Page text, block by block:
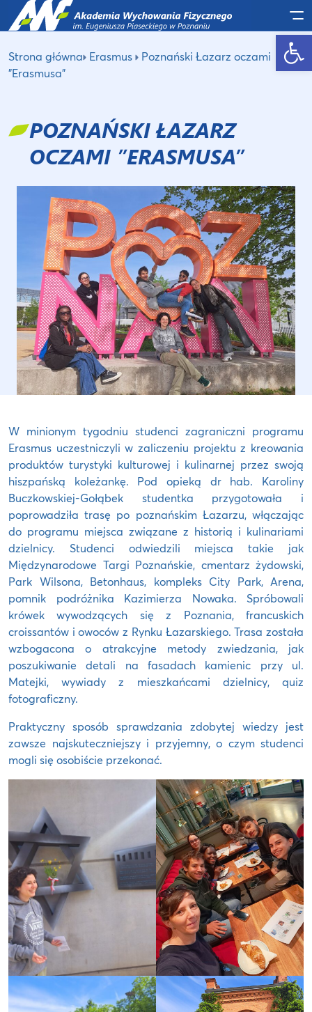
Otwórz pasek narzędzi
Strona główna Erasmus
Poznański Łazarz oczami
”Erasmusa”
POZNAŃSKI ŁAZARZ
OCZAMI ”ERASMUSA”
W minionym tygodniu studenci zagraniczni programu
Erasmus uczestniczyli w zaliczeniu projektu z kreowania
produktów turystyki kulturowej i kulinarnej przez swoją
hiszpańską koleżankę. Pod opieką dr hab. Karoliny
Buczkowskiej-Gołąbek studentka przygotowała i
poprowadziła trasę po poznańskim Łazarzu, włączając
do programu miejsca związane z historią i kulinariami
dzielnicy. Studenci odwiedzili miejsca takie jak
Międzynarodowe Targi Poznańskie, cmentarz żydowski,
Park Wilsona, Betonhaus, kompleks City Park, Arena,
pomnik podróżnika Kazimierza Nowaka. Spróbowali
krówek wywodzących się z Poznania, francuskich
croissantów i owoców z Rynku Łazarskiego. Trasa została
wzbogacona o atrakcyjne metody zwiedzania, jak
poszukiwanie detali na fasadach kamienic przy ul.
Matejki, wywiady z mieszkańcami dzielnicy, quiz
fotograficzny.
Praktyczny sposób sprawdzania zdobytej wiedzy jest
zawsze najskuteczniejszy i przyjemny, o czym studenci
mogli się osobiście przekonać.